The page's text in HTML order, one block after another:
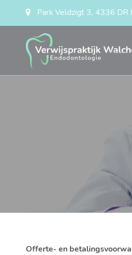
Park Veldzigt 3, 4336 DR
Offerte- en